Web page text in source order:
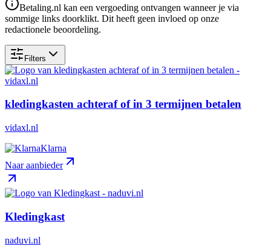
Betaling.nl kan een vergoeding ontvangen wanneer je via
sommige links doorklikt. Dit heeft geen invloed op onze
redactionele beoordeling.
Filters
kledingkasten achteraf of in 3 termijnen betalen
vidaxl.nl
Klarna
Naar aanbieder
Kledingkast
naduvi.nl